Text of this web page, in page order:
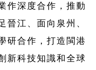
作深度合作，推動
晉江、面向泉州、
研合作，打造閩港
新科技知識和全球